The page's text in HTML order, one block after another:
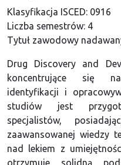
Klasyfikacja ISCED: 0916
Liczba semestrów: 4
Tytuł zawodowy
Drug Discovery and
koncentrujące się
identyfikacji i
studiów jest
specjalistów,
zaawansowanej wiedzy
nad lekiem z
otrzymuje solidną